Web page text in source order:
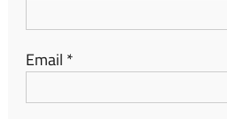
Email *